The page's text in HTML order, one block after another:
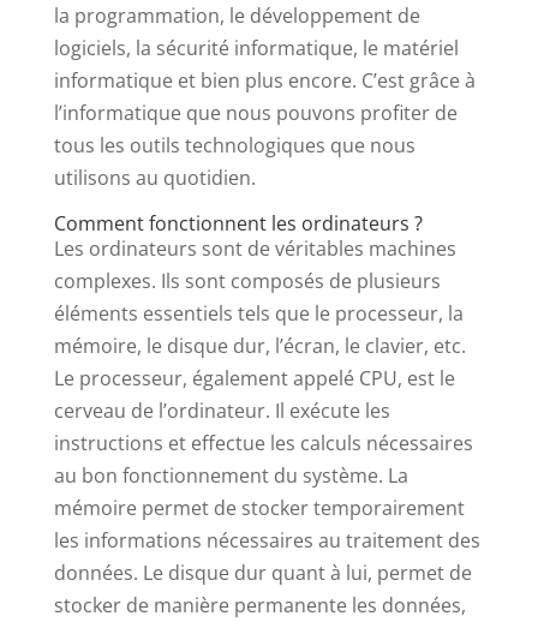
la programmation, le développement de
logiciels, la sécurité informatique, le matériel
informatique et bien plus encore. C’est grâce à
l’informatique que nous pouvons profiter de
tous les outils technologiques que nous
utilisons au quotidien.
Comment fonctionnent les ordinateurs ?
Les ordinateurs sont de véritables machines
complexes. Ils sont composés de plusieurs
éléments essentiels tels que le processeur, la
mémoire, le disque dur, l’écran, le clavier, etc.
Le processeur, également appelé CPU, est le
cerveau de l’ordinateur. Il exécute les
instructions et effectue les calculs nécessaires
au bon fonctionnement du système. La
mémoire permet de stocker temporairement
les informations nécessaires au traitement des
données. Le disque dur quant à lui, permet de
stocker de manière permanente les données,